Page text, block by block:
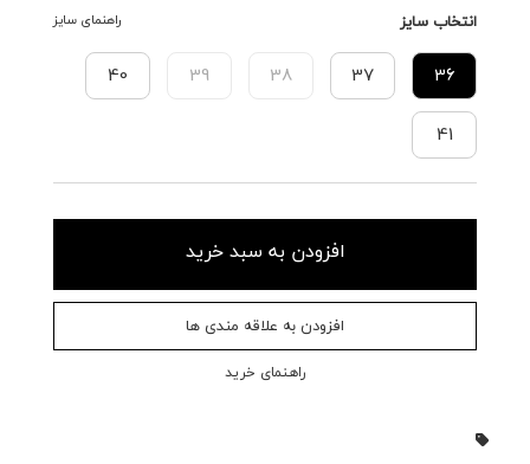
انتخاب سایز راهنمای سایز
36
37
38
39
40
41
افزودن به سبد خرید
افزودن به علاقه مندی ها
راهنمای خرید